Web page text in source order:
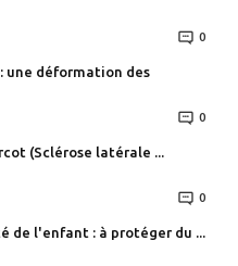
0
une déformation des
0
0